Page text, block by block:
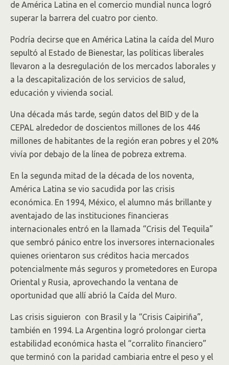
de América Latina en el comercio mundial nunca logró
superar la barrera del cuatro por ciento.
Podría decirse que en América Latina la caída del Muro
sepultó al Estado de Bienestar, las políticas liberales
llevaron a la desregulación de los mercados laborales y
a la descapitalización de los servicios de salud,
educación y vivienda social.
Una década más tarde, según datos del BID y de la
CEPAL alrededor de doscientos millones de los 446
millones de habitantes de la región eran pobres y el 20%
vivía por debajo de la línea de pobreza extrema.
En la segunda mitad de la década de los noventa,
América Latina se vio sacudida por las crisis
económica. En 1994, México, el alumno más brillante y
aventajado de las instituciones financieras
internacionales entró en la llamada “Crisis del Tequila”
que sembró pánico entre los inversores internacionales
quienes orientaron sus créditos hacia mercados
potencialmente más seguros y prometedores en Europa
Oriental y Rusia, aprovechando la ventana de
oportunidad que allí abrió la Caída del Muro.
Las crisis siguieron con Brasil y la “Crisis Caipiriña”,
también en 1994. La Argentina logró prolongar cierta
estabilidad económica hasta el “corralito financiero”
que terminó con la paridad cambiaria entre el peso y el